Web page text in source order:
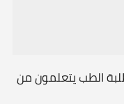
الطب يتعلمون من